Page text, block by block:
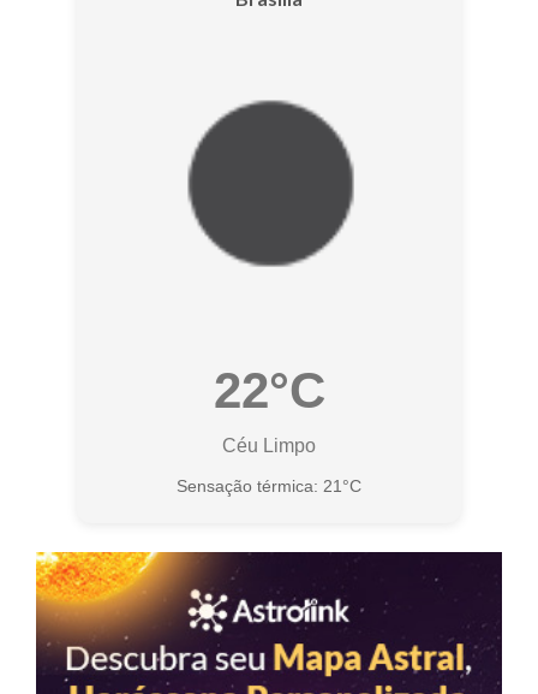
22°C
Céu Limpo
Sensação térmica: 21°C